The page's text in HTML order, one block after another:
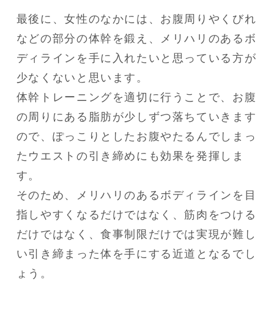
最後に、女性のなかには、お腹周りやくびれ
などの部分の体幹を鍛え、メリハリのあるボ
ディラインを手に入れたいと思っている方が
少なくないと思います。
体幹トレーニングを適切に行うことで、お腹
の周りにある脂肪が少しずつ落ちていきます
ので、ぽっこりとしたお腹やたるんでしまっ
たウエストの引き締めにも効果を発揮しま
す。
そのため、メリハリのあるボディラインを目
指しやすくなるだけではなく、筋肉をつける
だけではなく、食事制限だけでは実現が難し
い引き締まった体を手にする近道となるでし
ょう。